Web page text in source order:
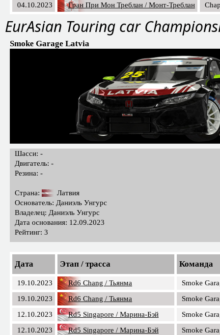
04.10.2023
Гран При Мон Треблан / Монт-Треблан
EurAsian Touring car
Smoke Garage Latvia
Шасси: -
Двигатель: -
Резина: -
Страна:
Латвия
Основатель: Даниэль Унгурс
Владелец: Даниэль Унгурс
Дата основания: 12.09.2023
Рейтинг: 3
Дата Этап / трасса Команда
19.10.2023 Rd6 Chang / Тьянма
Smoke
19.10.2023
Rd6 Chang / Тьянма
Smoke
12.10.2023
Rd5 Singapore / Марина-Бэй
Smoke
12.10.2023
Rd5 Singapore / Марина-Бэй
Smoke